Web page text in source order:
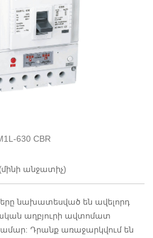
630 CBR
(մինի անջատիչ)
նախատեսված են ավելորդ
աղբյուրի ավտոմատ
Դրանք առաջարկվում են